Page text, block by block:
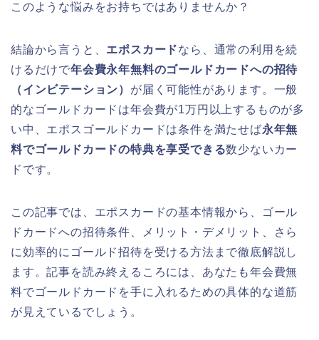
このような悩みをお持ちではありませんか？
結論から言うと、 エポスカードなら、通常の利用を続
けるだけで年会費永年無料のゴールドカードへの招待
（インビテーション） が届く可能性があります。一般
的なゴールドカードは年会費が1万円以上するものが多
い中、エポスゴールドカードは条件を満たせば永年無
料でゴールドカードの特典を享受できる数少ないカー
ドです。
この記事では、エポスカードの基本情報から、ゴール
ドカードへの招待条件、メリット・デメリット、さら
に効率的にゴールド招待を受ける方法まで徹底解説し
ます。記事を読み終えるころには、あなたも年会費無
料でゴールドカードを手に入れるための具体的な道筋
が見えているでしょう。